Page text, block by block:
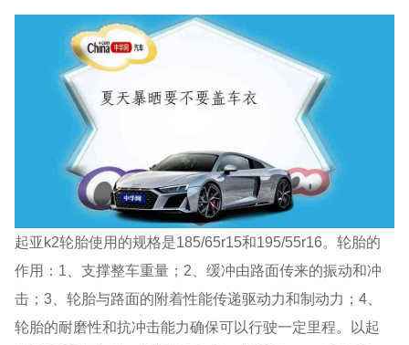
起亚k2轮胎使用的规格是185/65r15和195/55r16。轮胎的
作用：1、支撑整车重量；2、缓冲由路面传来的振动和冲
击；3、轮胎与路面的附着性能传递驱动力和制动力；4、
轮胎的耐磨性和抗冲击能力确保可以行驶一定里程。以起